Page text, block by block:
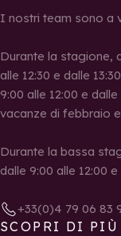
I nostri team sono a
Durante la stagione,
alle 12:30 e dalle
9:00 alle 12:00 e
vacanze di febbraio
Durante la bassa
dalle 9:00 alle 12:00
+33(0)4 79 06 83
SCOPRI DI PIÙ